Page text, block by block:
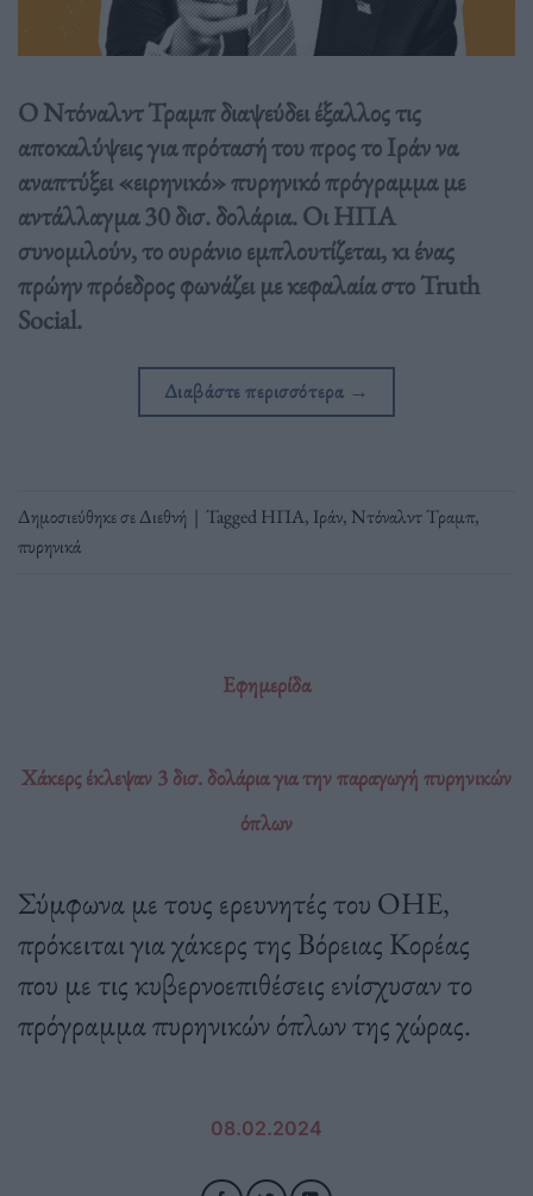
Ο Ντόναλντ Τραμπ διαψεύδει έξαλλος τις
αποκαλύψεις για πρότασή του προς το Ιράν να
αναπτύξει «ειρηνικό» πυρηνικό πρόγραμμα με
αντάλλαγμα 30 δισ. δολάρια. Οι ΗΠΑ
συνομιλούν, το ουράνιο εμπλουτίζεται, κι ένας
πρώην πρόεδρος φωνάζει με κεφαλαία στο Truth
Social.
Διαβάστε περισσότερα →
Δημοσιεύθηκε σεΔιεθνή | TaggedΗΠΑ, Ιράν, Ντόναλντ Τραμπ,
πυρηνικά
Εφημερίδα
Χάκερς έκλεψαν 3 δισ. δολάρια για την παραγωγή πυρηνικών
όπλων
Σύμφωνα με τους ερευνητές του ΟΗΕ,
πρόκειται για χάκερς της Βόρειας Κορέας
που με τις κυβερνοεπιθέσεις ενίσχυσαν το
πρόγραμμα πυρηνικών όπλων της χώρας.
08.02.2024